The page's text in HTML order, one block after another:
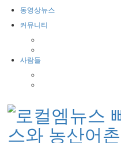
동영상뉴스
커뮤니티
사람들